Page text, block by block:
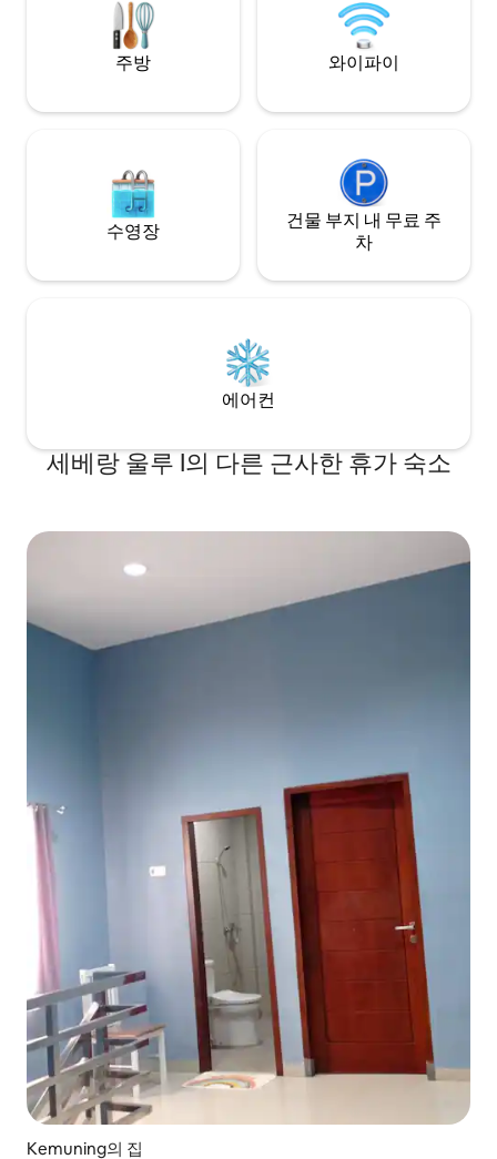
주방 와이파이
수영장
건물 부지 내 무료 주
차
에어컨
세베랑 울루 I의 다른 근사한 휴가 숙소
Kemuning의 집